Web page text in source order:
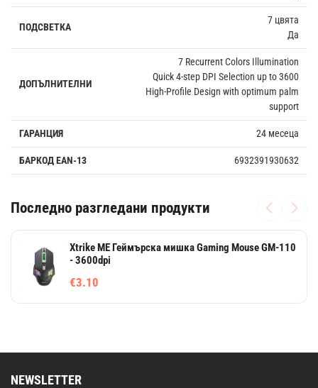
ПОДСВЕТКА
7 цвята
Да
ДОПЪЛНИТЕЛНИ
7 Recurrent Colors Illumination
Quick 4-step DPI Selection up to 3600
High-Profile Design with optimum palm
support
ГАРАНЦИЯ 24 месеца
БАРКОД EAN-13 6932391930632
Последно разгледани продукти
Xtrike ME Геймърска мишка Gaming Mouse GM-110
- 3600dpi
€3.10
NEWSLETTER